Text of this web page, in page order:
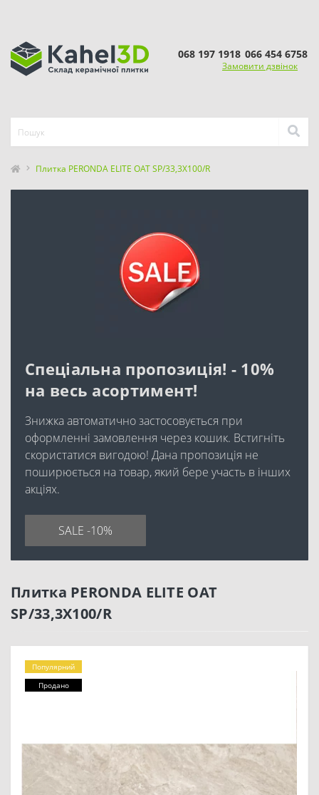
068 197 1918 066 454 6758
Замовити дзвінок
Плитка PERONDA ELITE OAT SP/33,3X100/R
Спеціальна пропозиція! - 10%
на весь асортимент!
Знижка автоматично застосовується при
оформленні замовлення через кошик. Встигніть
скористатися вигодою! Дана пропозиція не
поширюється на товар, який бере участь в інших
акціях.
SALE -10%
Плитка PERONDA ELITE OAT
SP/33,3X100/R
Популярний
Продано